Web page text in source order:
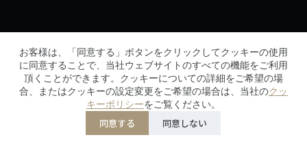
お客様は、「同意する」ボタンをクリックしてクッキーの使用
に同意することで、当社ウェブサイトのすべての機能をご利用
頂くことができます。クッキーについての詳細をご希望の場
合、またはクッキーの設定変更をご希望の場合は、当社のクッ
キーポリシーをご覧ください。
同意する 同意しない
メルマガに登録して、初回購入時に10％オフの特典を
ゲットしよう！